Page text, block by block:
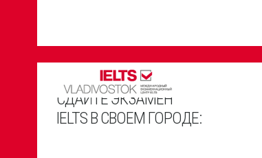
СДАЙТЕ ЭКЗАМЕН
IELTS В СВОЕМ ГОРОДЕ: